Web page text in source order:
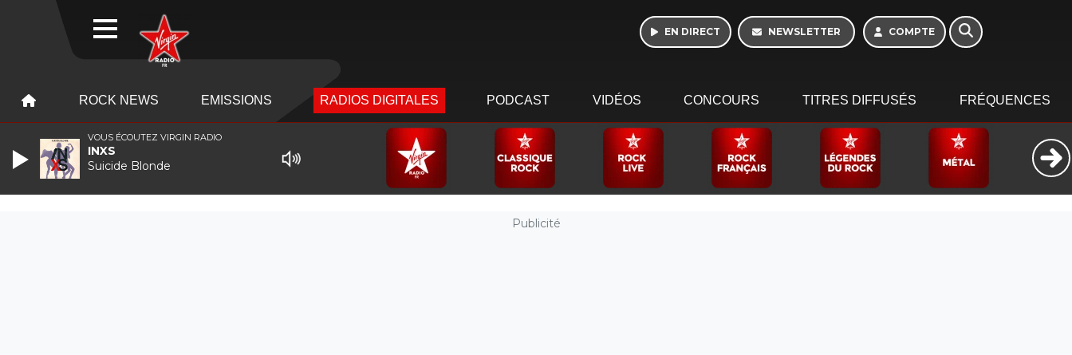
EN DIRECT NEWSLETTER COMPTE
ROCK NEWS EMISSIONS RADIOS DIGITALES PODCAST VIDÉOS CONCOURS TITRES DIFFUSÉS FRÉQUENCES
Publicité
VOUS ÉCOUTEZ VIRGIN RADIO
INXS
Suicide Blonde
WEBRADIO